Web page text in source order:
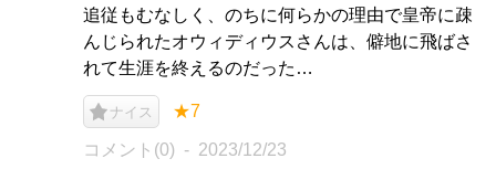
追従もむなしく、のちに何らかの理由で皇帝に疎
んじられたオウィディウスさんは、僻地に飛ばさ
れて生涯を終えるのだった…
ナイス ★7
コメント(0) 2023/12/23